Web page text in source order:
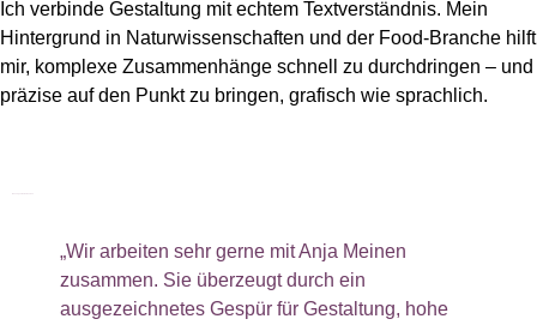
Ich verbinde Gestaltung mit echtem Textverständnis. Mein
Hintergrund in Naturwissenschaften und der Food-Branche hilft
mir, komplexe Zusammenhänge schnell zu durchdringen – und
präzise auf den Punkt zu bringen, grafisch wie sprachlich.
„Wir arbeiten sehr gerne mit Anja Meinen
zusammen. Sie überzeugt durch ein
ausgezeichnetes Gespür für Gestaltung, hohe